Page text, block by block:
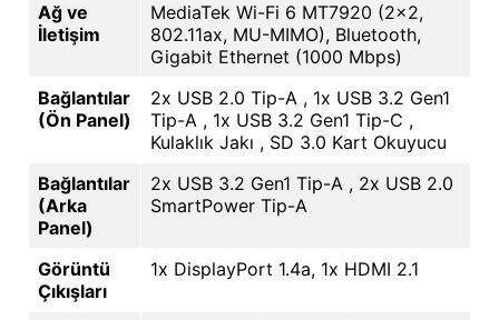
Ağ ve
İletişim
MediaTek Wi-Fi 6 MT7920 (2x2,
802.11ax, MU-MIMO), Bluetooth,
Gigabit Ethernet (1000 Mbps)
Bağlantılar
(Ön Panel)
2x USB 2.0 Tip-A , 1x USB 3.2 Gen1
Tip-A , 1x USB 3.2 Gen1 Tip-C ,
Kulaklık Jakı , SD 3.0 Kart Okuyucu
Bağlantılar
(Arka
Panel)
2x USB 3.2 Gen1 Tip-A , 2x USB 2.0
SmartPower Tip-A
Görüntü
Çıkışları
1x DisplayPort 1.4a, 1x HDMI 2.1